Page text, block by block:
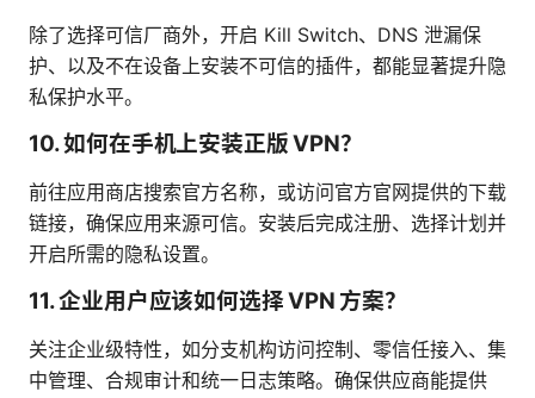
除了选择可信厂商外，开启 Kill Switch、DNS 泄漏保
护、以及不在设备上安装不可信的插件，都能显著提升隐
私保护水平。
10. 如何在手机上安装正版 VPN？
前往应用商店搜索官方名称，或访问官方官网提供的下载
链接，确保应用来源可信。安装后完成注册、选择计划并
开启所需的隐私设置。
11. 企业用户应该如何选择 VPN 方案？
关注企业级特性，如分支机构访问控制、零信任接入、集
中管理、合规审计和统一日志策略。确保供应商能提供